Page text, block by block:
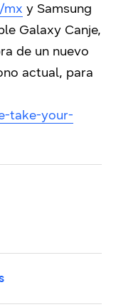
mx y Samsung
Galaxy Canje,
de un nuevo
actual, para
take-your-